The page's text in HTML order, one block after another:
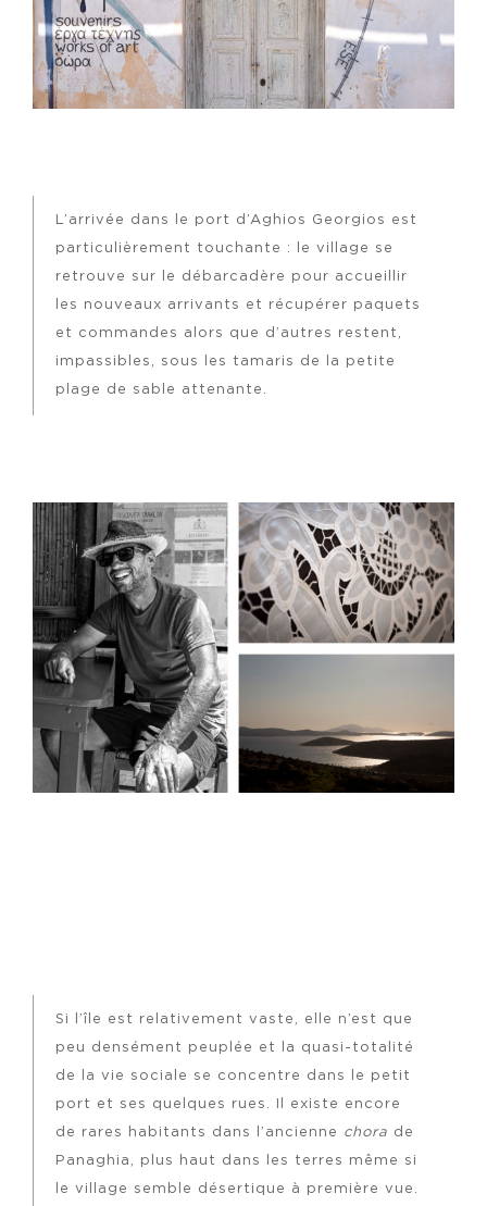
L’arrivée dans le port d’Aghios Georgios est
particulièrement touchante : le village se
retrouve sur le débarcadère pour accueillir
les nouveaux arrivants et récupérer paquets
et commandes alors que d’autres restent,
impassibles, sous les tamaris de la petite
plage de sable attenante.
Si l’île est relativement vaste, elle n’est que
peu densément peuplée et la quasi-totalité
de la vie sociale se concentre dans le petit
port et ses quelques rues. Il existe encore
de rares habitants dans l’ancienne chora de
Panaghia, plus haut dans les terres même si
le village semble désertique à première vue.